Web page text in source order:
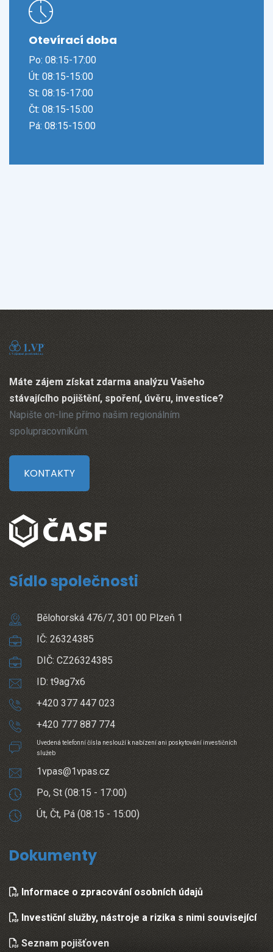
Otevírací doba
Po: 08:15-17:00
Út: 08:15-15:00
St: 08:15-17:00
Čt: 08:15-15:00
Pá: 08:15-15:00
Máte zájem získat zdarma analýzu Vašeho
stávajícího pojištění, spoření, úvěru, investice?
Napište on-line přímo našim regionálním
spolupracovníkům.
KONTAKTY
Sídlo společnosti
Bělohorská 476/7, 301 00 Plzeň 1
IČ: 26324385
DIČ: CZ26324385
ID: t9ag7x6
+420 377 447 023
+420 777 887 774
Uvedená telefonní čísla neslouží k nabízení ani poskytování investičních
služeb
1vpas@1vpas.cz
Po, St (08:15 - 17:00)
Út, Čt, Pá (08:15 - 15:00)
Dokumenty
Informace o zpracování osobních údajů
Investiční služby, nástroje a rizika s nimi související
Seznam pojišťoven